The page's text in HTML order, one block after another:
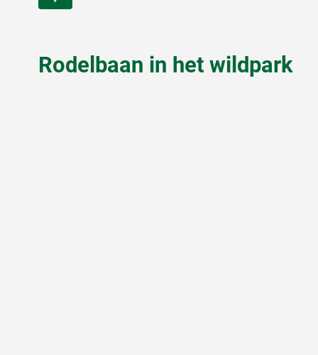
Rodelbaan in het wildpark